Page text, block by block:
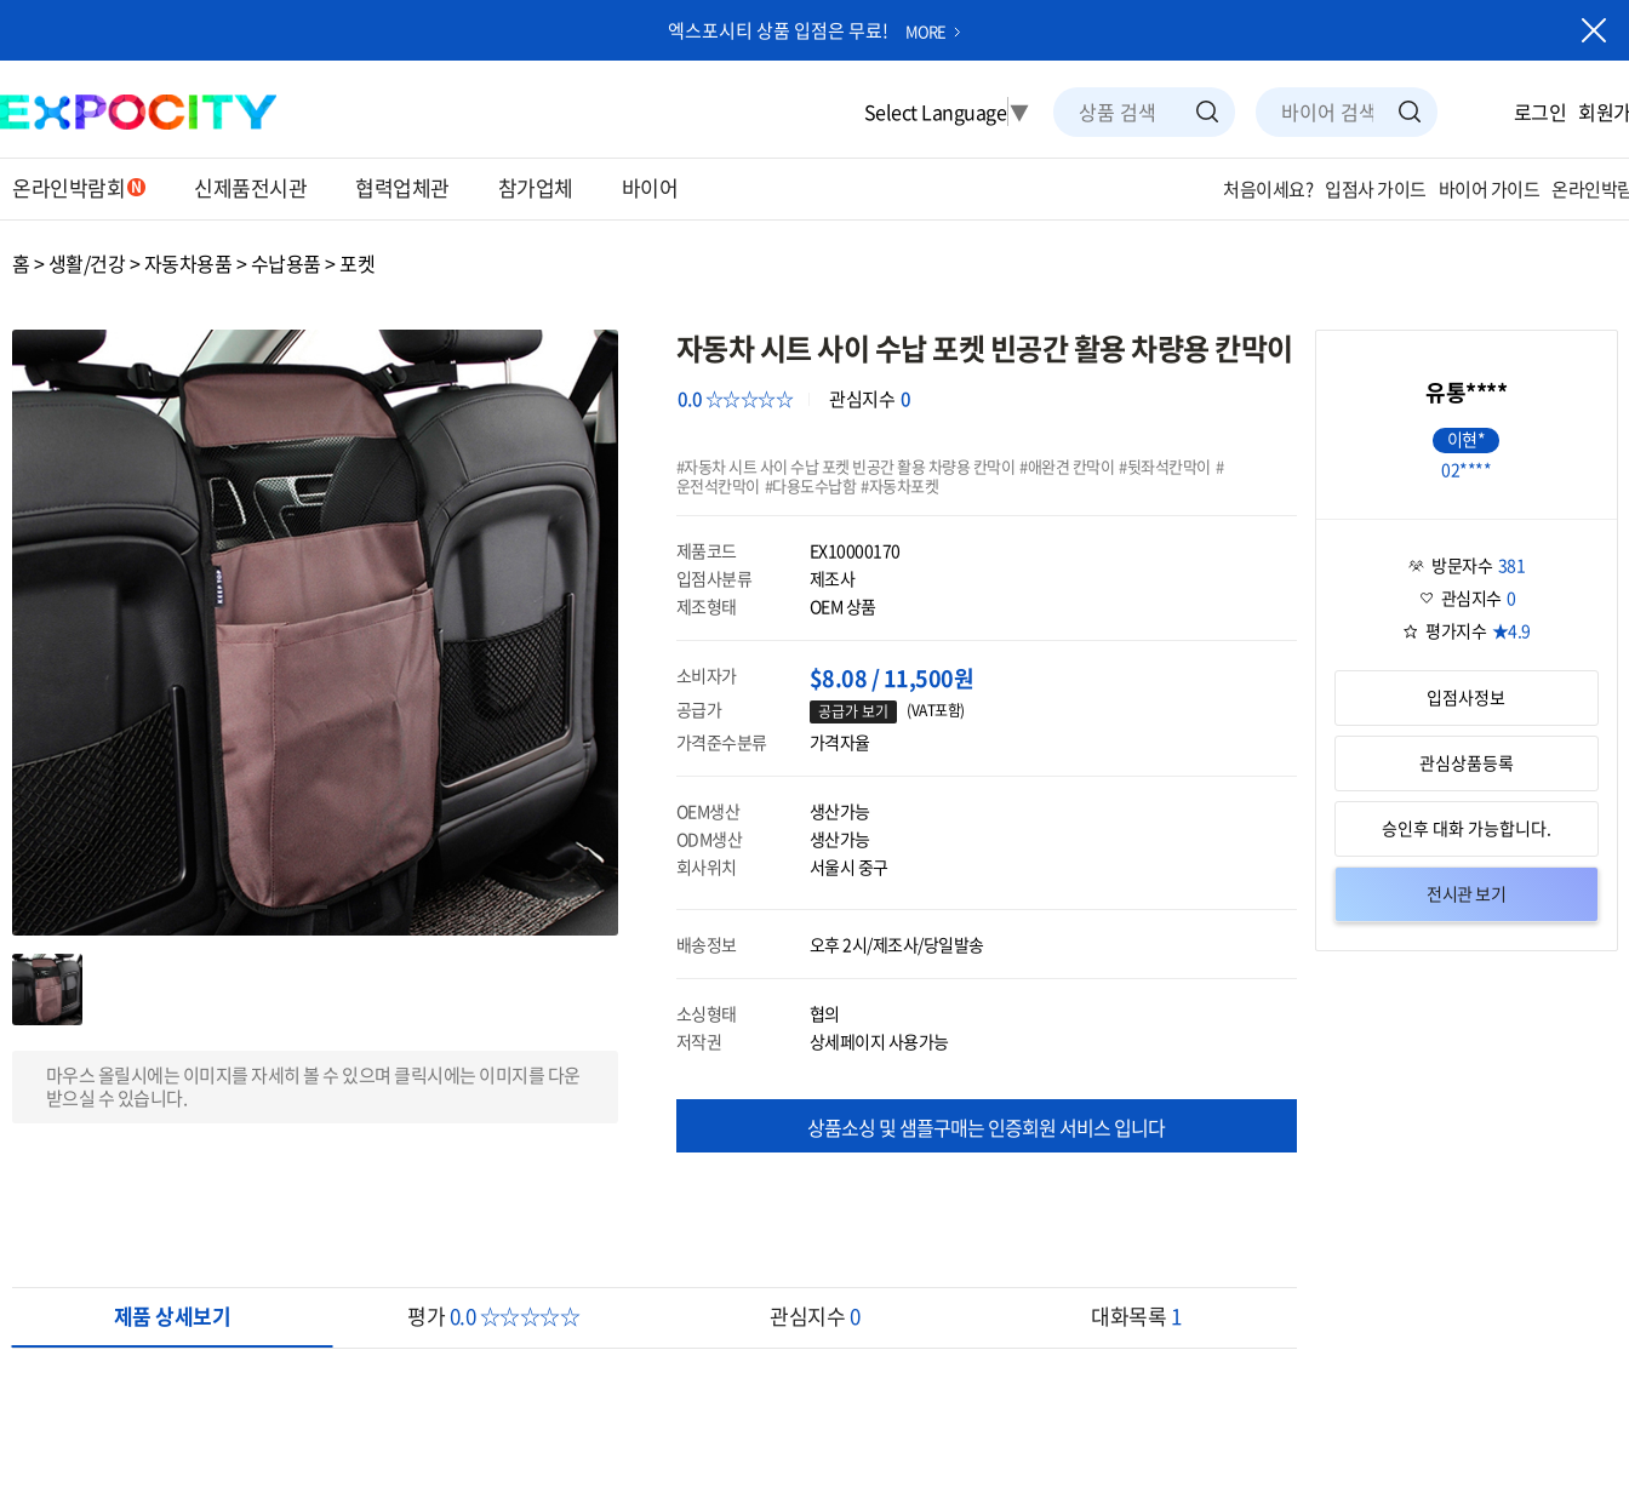
엑스포시티 상품 입점은 무료! MORE
Select Language▼ 로그인 회원
온라인박람회 신제품전시관 협력업체관 참가업체 바이어 처음이세요? 입점사 가이드 바이어 가이드 온라인박
홈 > 생활/건강 > 자동차용품 > 수납용품 > 포켓
마우스 올릴시에는 이미지를 자세히 볼 수 있으며 클릭시에는 이미지를 다운
받으실 수 있습니다.
자동차 시트 사이 수납 포켓 빈공간 활용 차량용 칸막이
0.0 ☆☆☆☆☆ 관심지수 0
자동차 시트 사이 수납 포켓 빈공간 활용 차량용 칸막이 애완견 칸막이 뒷좌석칸막이
운전석칸막이 다용도수납함 자동차포켓
제품코드
EX10000170
입점사분류
제조사
제조형태
OEM 상품
소비자가 $8.08 / 11,500원
공급가 공급가 보기 (VAT포함)
가격준수분류 가격자율
OEM생산
생산가능
ODM생산
생산가능
회사위치
서울시 중구
배송정보 오후 2시/제조사/당일발송
소싱형태
협의
저작권
상세페이지 사용가능
상품소싱 및 샘플구매는 인증회원 서비스 입니다
제품 상세보기 평가0.0 ☆☆☆☆☆ 관심지수0 대화목록 1
유통****
이현*
02****
방문자수 381
관심지수 0
평가지수 ★4.9
입점사정보
관심상품등록
승인후 대화 가능합니다.
전시관 보기